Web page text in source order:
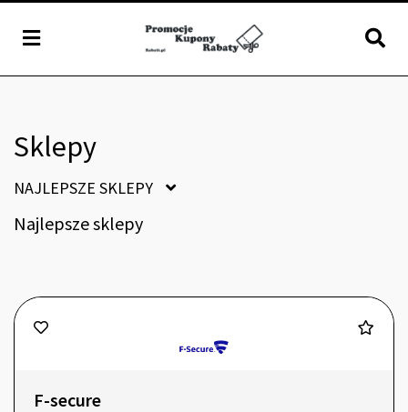
Sklepy
NAJLEPSZE SKLEPY
Najlepsze sklepy
F-secure